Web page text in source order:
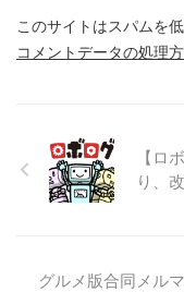
このサイトはスパムを
コメントデータの処理
【ロ
り、
グルメ版合同メル